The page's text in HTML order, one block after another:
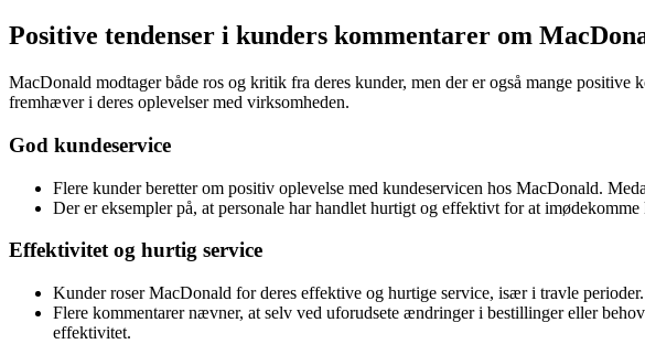
Positive tendenser i kunders kommentarer om
MacDonald modtager både ros og kritik fra deres kunder, men der er også mange
fremhæver i deres oplevelser med virksomheden.
God kundeservice
Flere kunder beretter om positiv oplevelse med kundeservicen hos MacDonald.
Der er eksempler på, at personale har handlet hurtigt og effektivt for at
Effektivitet og hurtig service
Kunder roser MacDonald for deres effektive og hurtige service, især i travle
Flere kommentarer nævner, at selv ved uforudsete ændringer i bestillinger eller
effektivitet.